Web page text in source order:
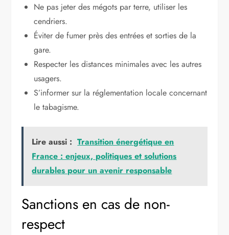
Ne pas jeter des mégots par terre, utiliser les
cendriers.
Éviter de fumer près des entrées et sorties de la
gare.
Respecter les distances minimales avec les autres
usagers.
S’informer sur la réglementation locale concernant
le tabagisme.
Lire aussi : Transition énergétique en
France : enjeux, politiques et solutions
durables pour un avenir responsable
Sanctions en cas de non-
respect